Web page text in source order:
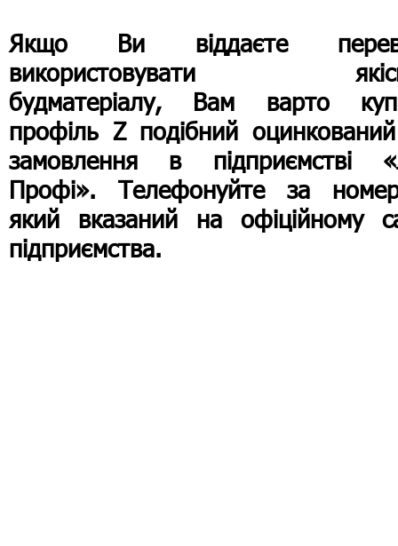
Якщо Ви віддаєте
використовувати
будматеріалу, Вам варто
профіль Z подібний
замовлення в підприємстві
Профі». Телефонуйте за
який вказаний на офіційному
підприємства.